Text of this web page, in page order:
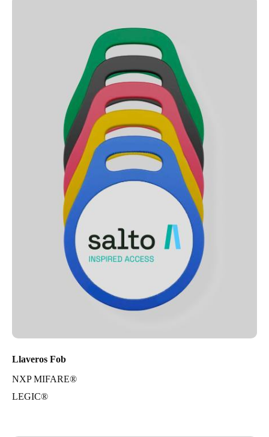
Llaveros Fob
NXP MIFARE®
LEGIC®